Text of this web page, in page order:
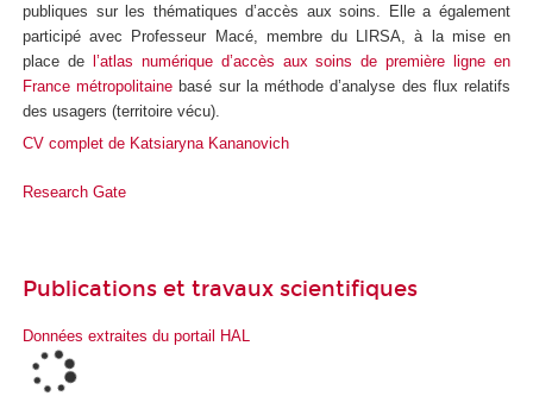
publiques sur les thématiques d’accès aux soins. Elle a également
participé avec Professeur Macé, membre du LIRSA, à la mise en
place de l’atlas numérique d’accès aux soins de première ligne en
France métropolitaine basé sur la méthode d’analyse des flux relatifs
des usagers (territoire vécu).
CV complet de Katsiaryna Kananovich
Research Gate
Publications et travaux scientifiques
Données extraites du portail HAL